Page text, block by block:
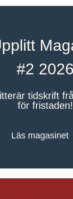
#2 2026
tidskrift
för fristaden!
Läs magasinet